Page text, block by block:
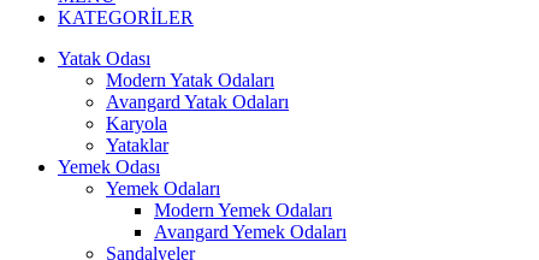
KATEGORİLER
Yatak Odası
Modern Yatak Odaları
Avangard Yatak Odaları
Karyola
Yataklar
Yemek Odası
Yemek Odaları
Modern Yemek Odaları
Avangard Yemek Odaları
Sandalyeler